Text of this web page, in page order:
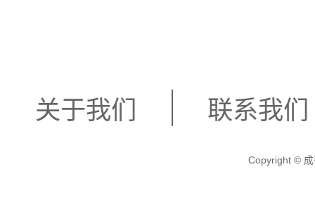
关于我们 联系我们
Copyright © 成